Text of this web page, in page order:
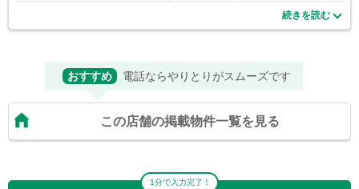
続きを読む
おすすめ 電話ならやりとりがスムーズです
この店舗の掲載物件一覧を見る
1分で入力完了！